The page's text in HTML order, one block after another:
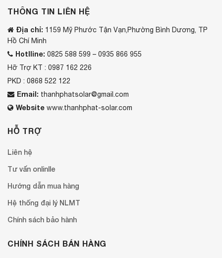
THÔNG TIN LIÊN HỆ
Địa chỉ: 1159 Mỹ Phước Tận Vạn,Phường Bình Dương, TP
Hồ Chí Minh
Hotlline: 0825 588 599 – 0935 866 955
Hỡ Trợ KT : 0987 162 226
PKD : 0868 522 122
Email: thanhphatsolar@gmail.com
Website www.thanhphat-solar.com
HỖ TRỢ
Liên hệ
Tư vấn onlinlle
Hướng dẫn mua hàng
Hệ thống đại lý NLMT
Chính sách bảo hành
CHÍNH SÁCH BÁN HÀNG